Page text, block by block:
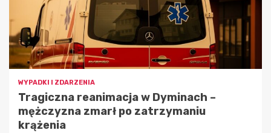
WYPADKI I ZDARZENIA
Tragiczna reanimacja w Dyminach –
mężczyzna zmarł po zatrzymaniu
krążenia